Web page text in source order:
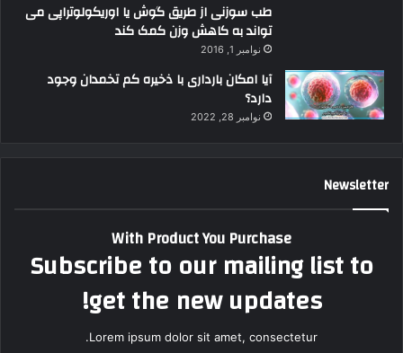
طب سوزنی از طریق گوش یا اوریکولوتراپی می
تواند به کاهش وزن کمک کند
نوامبر 1, 2016
آیا امکان بارداری با ذخیره کم تخمدان وجود
دارد؟
نوامبر 28, 2022
Newsletter
With Product You Purchase
Subscribe to our mailing list to
get the new updates!
Lorem ipsum dolor sit amet, consectetur.